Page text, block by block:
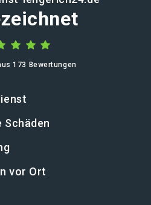
173 Bewertungen
vor Ort